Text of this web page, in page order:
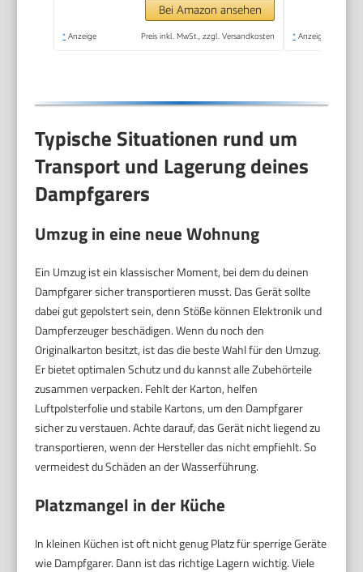
Meeresfrüchten,
Suppen, Eintöpfen
Bei Amazon ansehen
* Anzeige Preis inkl. MwSt., zzgl. Versandkosten * Anzeige
Typische Situationen rund um
Transport und Lagerung deines
Dampfgarers
Umzug in eine neue Wohnung
Ein Umzug ist ein klassischer Moment, bei dem du deinen
Dampfgarer sicher transportieren musst. Das Gerät sollte
dabei gut gepolstert sein, denn Stöße können Elektronik und
Dampferzeuger beschädigen. Wenn du noch den
Originalkarton besitzt, ist das die beste Wahl für den Umzug.
Er bietet optimalen Schutz und du kannst alle Zubehörteile
zusammen verpacken. Fehlt der Karton, helfen
Luftpolsterfolie und stabile Kartons, um den Dampfgarer
sicher zu verstauen. Achte darauf, das Gerät nicht liegend zu
transportieren, wenn der Hersteller das nicht empfiehlt. So
vermeidest du Schäden an der Wasserführung.
Platzmangel in der Küche
In kleinen Küchen ist oft nicht genug Platz für sperrige Geräte
wie Dampfgarer. Dann ist das richtige Lagern wichtig. Viele